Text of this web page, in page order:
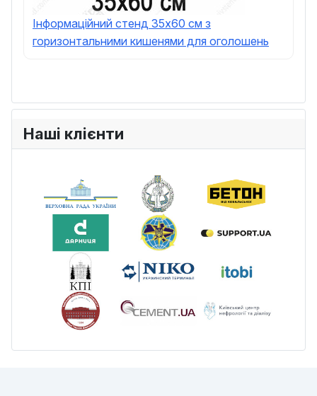
Інформаційний стенд 35х60 см з
горизонтальними кишенями для оголошень
Наші клієнти